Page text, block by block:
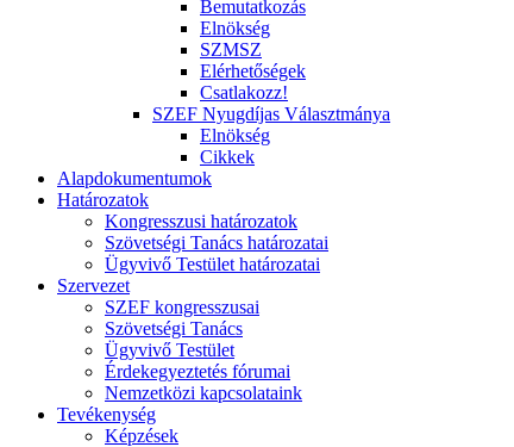
Bemutatkozás
Elnökség
SZMSZ
Elérhetőségek
Csatlakozz!
SZEF Nyugdíjas Választmánya
Elnökség
Cikkek
Alapdokumentumok
Határozatok
Kongresszusi határozatok
Szövetségi Tanács határozatai
Ügyvivő Testület határozatai
Szervezet
SZEF kongresszusai
Szövetségi Tanács
Ügyvivő Testület
Érdekegyeztetés fórumai
Nemzetközi kapcsolataink
Tevékenység
Képzések